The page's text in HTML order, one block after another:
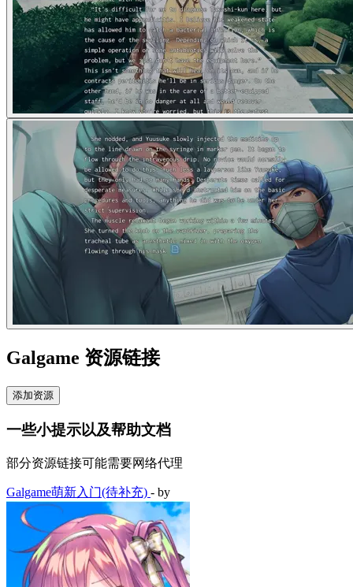
Galgame 资源链接
添加资源
一些小提示以及帮助文档
部分资源链接可能需要网络代理
Galgame萌新入门(待补充) - by